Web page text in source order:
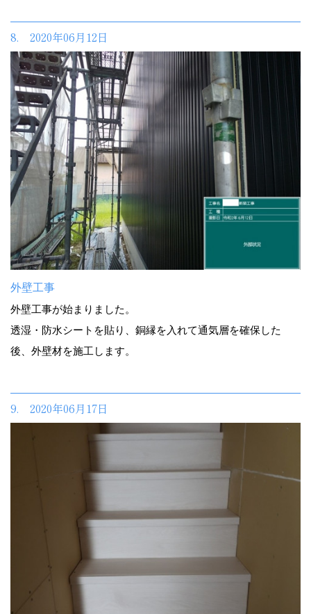
8. 2020年06月12日
外壁工事
外壁工事が始まりました。
透湿・防水シートを貼り、銅縁を入れて通気層を確保した
後、外壁材を施工します。
9. 2020年06月17日